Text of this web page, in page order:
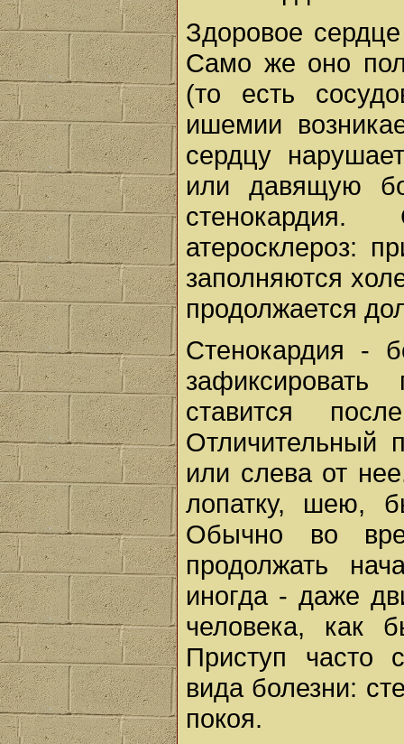
Здоровое
Само же оно
(то есть
ишемии
сердцу
или давящую
стенокардия.
атеросклероз:
заполняются
продолжается
Стенокардия -
ставится
Отличительный
или слева от
лопатку, шею,
Обычно во
продолжать
иногда - даже
человека, как
Приступ часто
вида болезни:
покоя.